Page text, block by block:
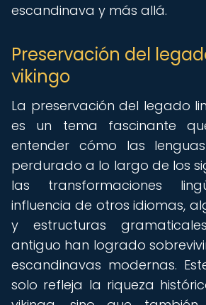
escandinava y más allá.
Preservación del
vikingo
La preservación del legado
es un tema fascinante
entender cómo las
perdurado a lo largo de los
las transformaciones
influencia de otros idiomas,
y estructuras
antiguo han logrado
escandinavas modernas.
solo refleja la riqueza